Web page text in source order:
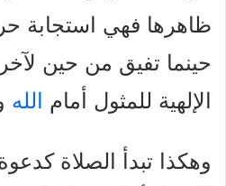
ظاهرها فهي استجابة
حينما تفيق من حين
الإلهية للمثول أمام
الله
وهكذا تبدأ الصلاة